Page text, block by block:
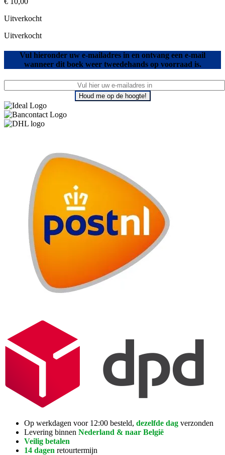
Uitverkocht
Uitverkocht
Vul hieronder uw e-mailadres in en ontvang een e-mail
wanneer dit boek weer tweedehands op voorraad is.
Houd me op de hoogte!
Op werkdagen voor 12:00 besteld, dezelfde dag verzonden
Levering binnen Nederland & naar België
Veilig betalen
14 dagen retourtermijn